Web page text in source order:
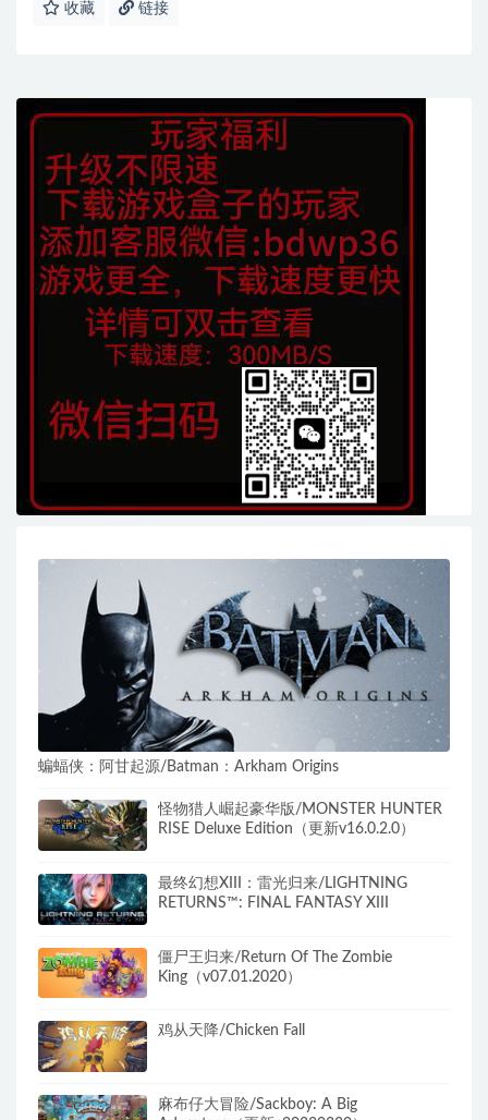
收藏 链接
蝙蝠侠：阿甘起源/Batman：Arkham Origins
怪物猎人崛起豪华版/MONSTER HUNTER
RISE Deluxe Edition（更新v16.0.2.0）
最终幻想XIII：雷光归来/LIGHTNING
RETURNS™: FINAL FANTASY XIII
僵尸王归来/Return Of The Zombie
King（v07.01.2020）
鸡从天降/Chicken Fall
麻布仔大冒险/Sackboy: A Big